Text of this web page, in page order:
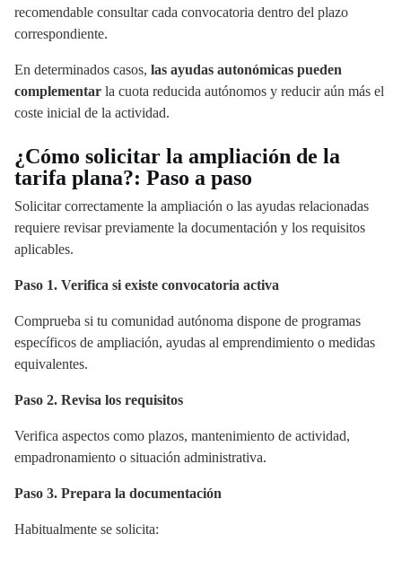
recomendable consultar cada convocatoria dentro del plazo
correspondiente.
En determinados casos, las ayudas autonómicas pueden
complementar la cuota reducida autónomos y reducir aún más el
coste inicial de la actividad.
¿Cómo solicitar la ampliación de la
tarifa plana?: Paso a paso
Solicitar correctamente la ampliación o las ayudas relacionadas
requiere revisar previamente la documentación y los requisitos
aplicables.
Paso 1. Verifica si existe convocatoria activa
Comprueba si tu comunidad autónoma dispone de programas
específicos de ampliación, ayudas al emprendimiento o medidas
equivalentes.
Paso 2. Revisa los requisitos
Verifica aspectos como plazos, mantenimiento de actividad,
empadronamiento o situación administrativa.
Paso 3. Prepara la documentación
Habitualmente se solicita: